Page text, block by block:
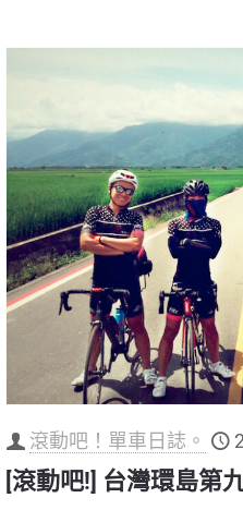
滾動吧！單車日誌。
[滾動吧!] 台灣環島第